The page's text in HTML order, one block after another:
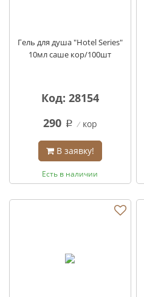
Гель для душа "Hotel Series"
10мл саше кор/100шт
Код: 28154
290 q кор
В заявку!
Есть в наличии